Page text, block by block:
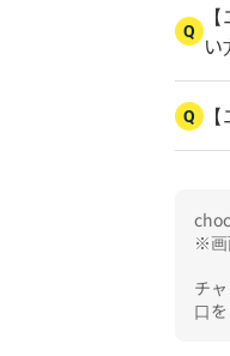
Q
い
Q
※画
チ
口